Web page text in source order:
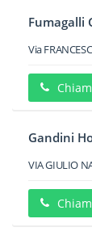
Fumagalli
Via
Gandini
VIA GIULIO